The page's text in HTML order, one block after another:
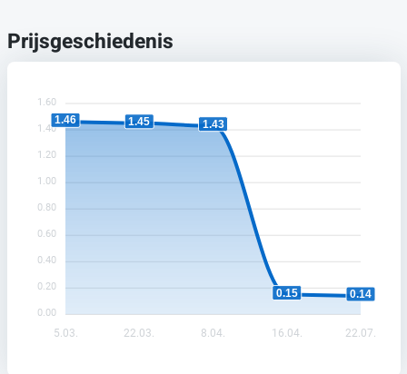
Prijsgeschiedenis
1.60
1.40
1.20
1.00
0.80
0.60
0.40
0.20
0.00
1.46 1.45 1.43
0.15 0.14
5.03. 22.03. 8.04. 16.04. 22.07.